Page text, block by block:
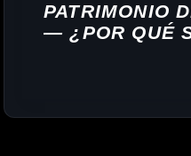
PATRIMONIO
— ¿POR QUÉ